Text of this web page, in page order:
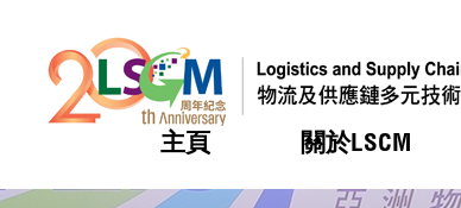
主頁 關於LSCM
熱門
熱門
熱門
熱門
熱門